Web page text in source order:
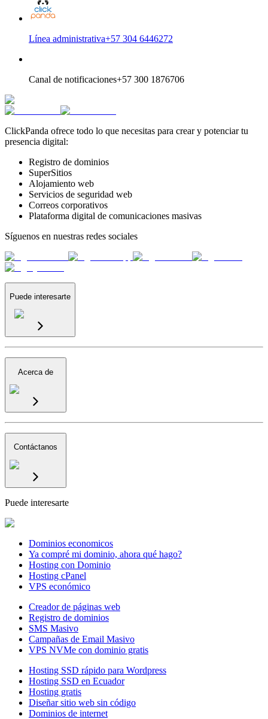
Línea administrativa+57 304 6446272
Canal de notificaciones+57 300 1876706
ClickPanda ofrece todo lo que necesitas para crear y potenciar tu
presencia digital:
Registro de dominios
SuperSitios
Alojamiento web
Servicios de seguridad web
Correos corporativos
Plataforma digital de comunicaciones masivas
Síguenos en nuestras redes sociales
Puede interesarte
Acerca de
Contáctanos
Puede interesarte
Dominios economicos
Ya compré mi dominio, ahora qué hago?
Hosting con Dominio
Hosting cPanel
VPS económico
Creador de páginas web
Registro de dominios
SMS Masivo
Campañas de Email Masivo
VPS NVMe con dominio gratis
Hosting SSD rápido para Wordpress
Hosting SSD en Ecuador
Hosting gratis
Diseñar sitio web sin código
Dominios de internet